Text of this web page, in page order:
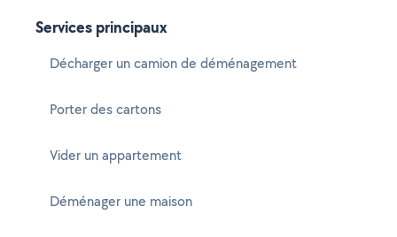
Services principaux
Décharger un camion de déménagement
Porter des cartons
Vider un appartement
Déménager une maison